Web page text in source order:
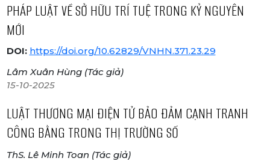
PHÁP LUẬT VỀ SỞ HỮU TRÍ TUỆ TRONG KỶ NGUYÊN
MỚI
DOI: https://doi.org/10.62829/VNHN.371.23.29
Lâm Xuân Hùng (Tác giả)
15-10-2025
LUẬT THƯƠNG MẠI ĐIỆN TỬ BẢO ĐẢM CẠNH TRANH
CÔNG BẰNG TRONG THỊ TRƯỜNG SỐ
ThS. Lê Minh Toan (Tác giả)